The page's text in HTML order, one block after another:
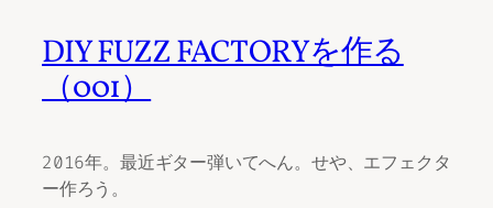
DIY FUZZ FACTORYを作る
（001）
2016年。最近ギター弾いてへん。せや、エフェクタ
ー作ろう。